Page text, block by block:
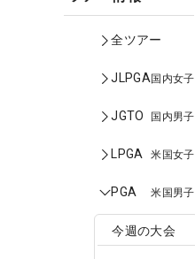
全ツアー
JLPGA国内女子
JGTO 国内男子
LPGA 米国女子
PGA 米国男子
今週の大会